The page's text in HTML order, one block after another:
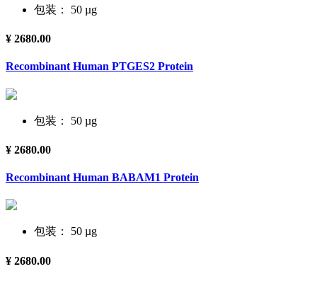
包装： 50 µg
¥ 2680.00
Recombinant Human PTGES2 Protein
包装： 50 µg
¥ 2680.00
Recombinant Human BABAM1 Protein
包装： 50 µg
¥ 2680.00